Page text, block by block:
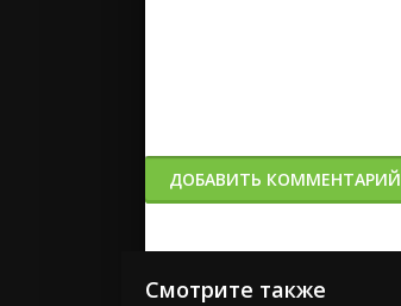
ДОБАВИТЬ КОММЕНТАРИЙ
Смотрите также